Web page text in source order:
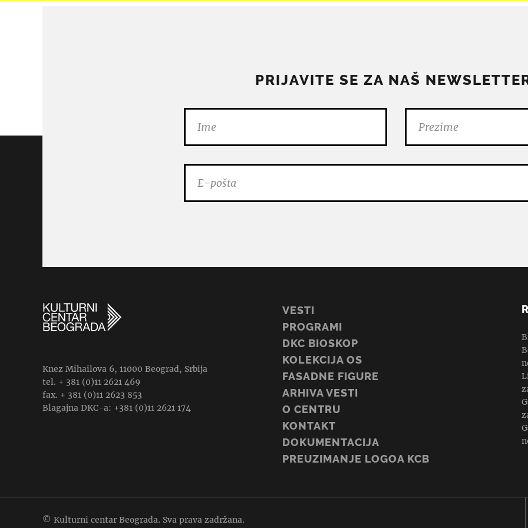
PRIJAVITE SE ZA NAŠ
Knez Mihailova 6, 11000 Beograd, Srbija
tel. + 381 (0)11 2621 469
fax. + 381 (0)11 2623 853
Blagajna DKC-a: +381 (0)11 2621 174
VESTI
PROGRAMI
DKC BIOSKOP
KOLEKCIJA OS
FASADNE FIGURE
ARHIVA VESTI
O CENTRU
KONTAKT
DOKUMENTACIJA
PREUZIMANJE LOGOA KCB
© Kulturni centar Beograda. Sva prava zadržana.